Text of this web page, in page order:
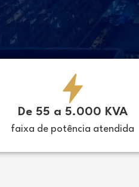
De 55 a 5.000 KVA
faixa de potência atendida